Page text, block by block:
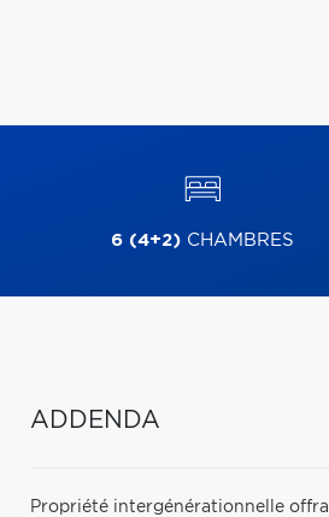
6 (4+2) CHAMBRES
ADDENDA
Propriété intergénérationnelle